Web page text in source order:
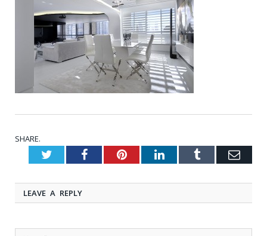
SHARE.
TwitterFacebookPinterestLinkedInTumblr
LEAVE A REPLY